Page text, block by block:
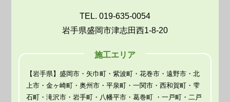
TEL. 019-635-0054
岩手県盛岡市津志田西1-8-20
施工エリア
【岩手県】盛岡市・矢巾町・紫波町・花巻市・遠野市・北
上市・金ヶ崎町・奥州市・平泉町・一関市・西和賀町・雫
石町・滝沢市・岩手町・八幡平市・葛巻町 ・一戸町・二戸